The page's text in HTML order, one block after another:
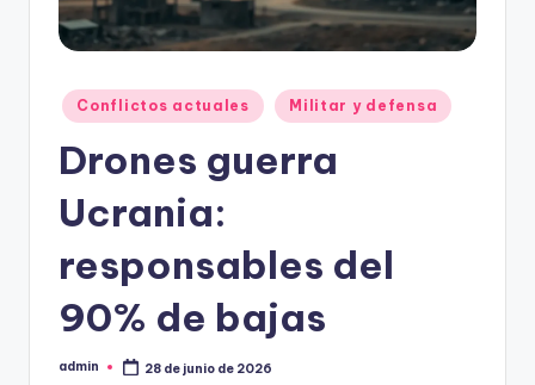
Publicado
en
Conflictos actuales Militar y defensa
Drones guerra
Ucrania:
responsables del
90% de bajas
Publicado
admin 28 de junio de 2026